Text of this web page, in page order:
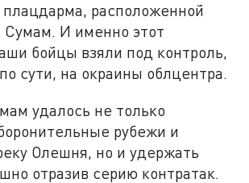
плацдарма, расположенной
Сумам. И именно этот
бойцы взяли под контроль,
сути, на окраины облцентра.
удалось не только
рубежи и
Олешня, но и удержать
отразив серию контратак.